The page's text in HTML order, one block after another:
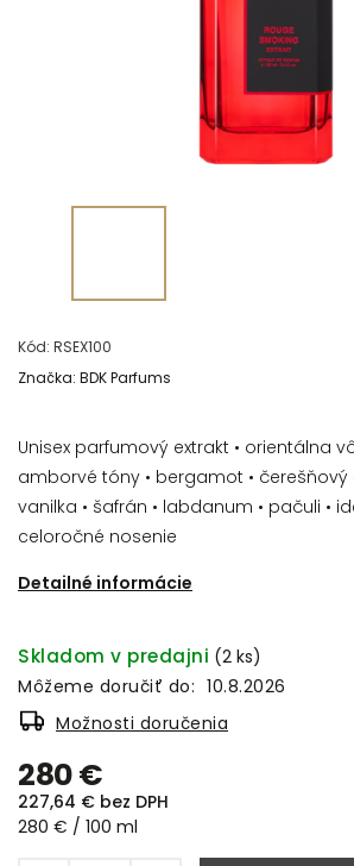
Kód: RSEX100
Unisex parfumový extrakt • orientálna
amborvé tóny • bergamot • čerešňový
vanilka • šafrán • labdanum • pačuli •
celoročné nosenie
Detailné informácie
Značka: BDK Parfums
280 €
227,64 € bez DPH
280 € / 100 ml
Skladom v predajni (2 ks)
Môžeme doručiť do: 10.8.2026
Možnosti doručenia